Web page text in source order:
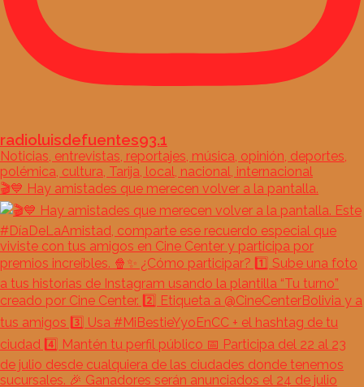
radioluisdefuentes93.1
Noticias, entrevistas, reportajes, música, opinión, deportes,
polémica, cultura, Tarija, local, nacional, internacional
🎬💙 Hay amistades que merecen volver a la pantalla.